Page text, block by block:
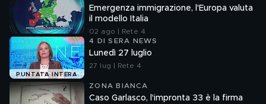
Emergenza immigrazione, l'Europa valuta
il modello Italia
02 ago | Rete 4
PUNTATA INTERA
4 DI SERA NEWS
Lunedì 27 luglio
27 lug | Rete 4
ZONA BIANCA
Caso Garlasco, l'impronta 33 è la firma